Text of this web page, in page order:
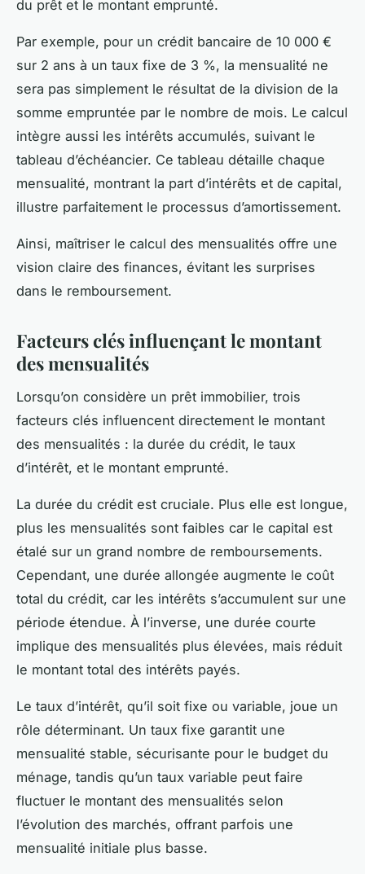
du prêt et le montant emprunté.
Par exemple, pour un crédit bancaire de 10 000 €
sur 2 ans à un taux fixe de 3 %, la mensualité ne
sera pas simplement le résultat de la division de la
somme empruntée par le nombre de mois. Le calcul
intègre aussi les intérêts accumulés, suivant le
tableau d’échéancier. Ce tableau détaille chaque
mensualité, montrant la part d’intérêts et de capital,
illustre parfaitement le processus d’amortissement.
Ainsi, maîtriser le calcul des mensualités offre une
vision claire des finances, évitant les surprises
dans le remboursement.
Facteurs clés influençant le montant
des mensualités
Lorsqu’on considère un prêt immobilier, trois
facteurs clés influencent directement le montant
des mensualités : la durée du crédit, le taux
d’intérêt, et le montant emprunté.
La durée du crédit est cruciale. Plus elle est longue,
plus les mensualités sont faibles car le capital est
étalé sur un grand nombre de remboursements.
Cependant, une durée allongée augmente le coût
total du crédit, car les intérêts s’accumulent sur une
période étendue. À l’inverse, une durée courte
implique des mensualités plus élevées, mais réduit
le montant total des intérêts payés.
Le taux d’intérêt, qu’il soit fixe ou variable, joue un
rôle déterminant. Un taux fixe garantit une
mensualité stable, sécurisante pour le budget du
ménage, tandis qu’un taux variable peut faire
fluctuer le montant des mensualités selon
l’évolution des marchés, offrant parfois une
mensualité initiale plus basse.